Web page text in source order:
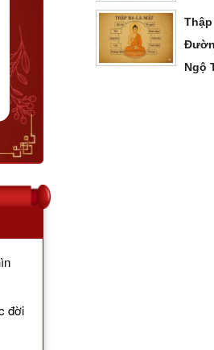
đời
Ngộ